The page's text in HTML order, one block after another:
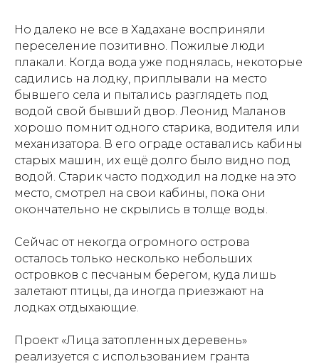
Но далеко не все в Хадахане восприняли
переселение позитивно. Пожилые люди
плакали. Когда вода уже поднялась, некоторые
садились на лодку, приплывали на место
бывшего села и пытались разглядеть под
водой свой бывший двор. Леонид Маланов
хорошо помнит одного старика, водителя или
механизатора. В его ограде оставались кабины
старых машин, их ещё долго было видно под
водой. Старик часто подходил на лодке на это
место, смотрел на свои кабины, пока они
окончательно не скрылись в толще воды.
Сейчас от некогда огромного острова
осталось только несколько небольших
островков с песчаным берегом, куда лишь
залетают птицы, да иногда приезжают на
лодках отдыхающие.
Проект «Лица затопленных деревень»
реализуется с использованием гранта